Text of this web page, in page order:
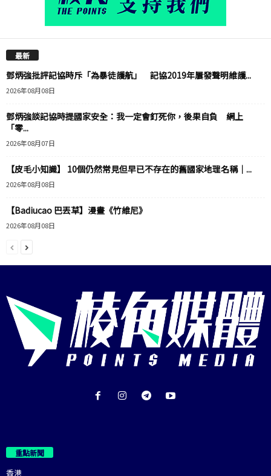
最新
鄧炳強批評記協時斥「為暴徒護航」 記協2019年屢發聲明維護...
2026年08月08日
鄧炳強談記協時提國家安全：我一定會釘死你，後果自負 網上
「零...
2026年08月07日
【皮毛小知識】 10個仍然常見但早已不存在的舊國家地理名稱｜...
2026年08月08日
【Badiucao 巴丟草】漫畫《竹維尼》
2026年08月08日
重點新聞
香港